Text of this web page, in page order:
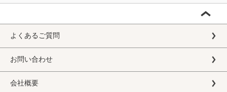
よくあるご質問
お問い合わせ
会社概要